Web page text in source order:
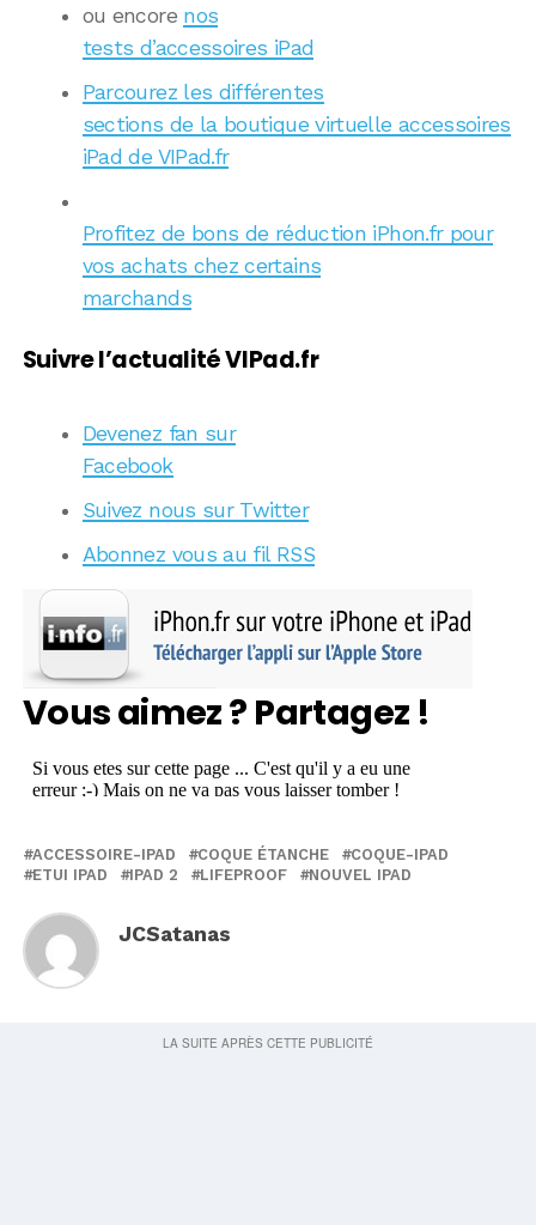
ou encore nos
tests d’accessoires iPad
Parcourez les différentes
sections de la boutique virtuelle accessoires
iPad de VIPad.fr
Profitez de bons de réduction iPhon.fr pour
vos achats chez certains
marchands
Suivre l’actualité VIPad.fr
Devenez fan sur
Facebook
Suivez nous sur Twitter
Abonnez vous au fil RSS
Vous aimez ? Partagez !
ACCESSOIRE-IPAD COQUE ÉTANCHE
COQUE-IPAD
ETUI IPAD
IPAD 2 LIFEPROOF NOUVEL IPAD
JCSatanas